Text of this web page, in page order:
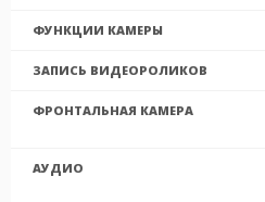
ФУНКЦИИ КАМЕРЫ
ЗАПИСЬ ВИДЕОРОЛИКОВ
ФРОНТАЛЬНАЯ КАМЕРА
АУДИО